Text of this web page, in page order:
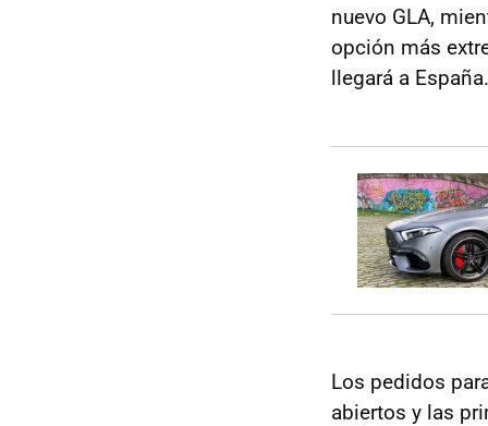
nuevo GLA,
opción más
llegará a España.
Los pedidos
abiertos y las